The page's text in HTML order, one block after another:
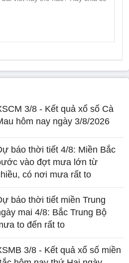
3/8 - Kết quả xổ số Cà
hôm nay ngày 3/8/2026
báo thời tiết 4/8: Miền Bắc
vào đợt mưa lớn từ
có nơi mưa rất to
báo thời tiết miền Trung
mai 4/8: Bắc Trung Bộ
to đến rất to
3/8 - Kết quả xổ số miền